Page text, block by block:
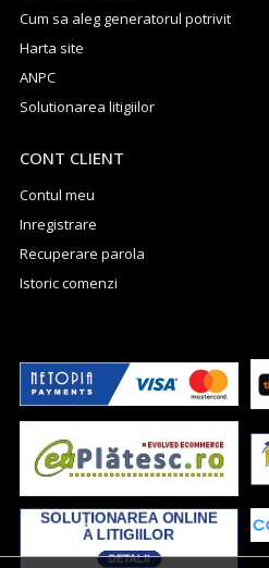
Cum sa aleg generatorul potrivit
Harta site
ANPC
Solutionarea litigiilor
CONT CLIENT
Contul meu
Inregistrare
Recuperare parola
Istoric comenzi